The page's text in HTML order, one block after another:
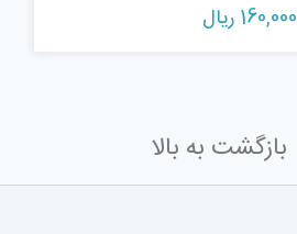
160,000 ریال
بازگشت به بالا